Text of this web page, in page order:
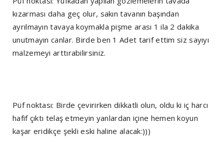
kızarması daha geç olur, sakın tavanın başından
ayrılmayın tavaya koymakla pişme arası 1 ila 2 dakika
unutmayın canlar. Birde ben 1 Adet tarif ettim siz sayıyı
malzemeyi arttırabilirsiniz.
Püf noktası: Birde çevirirken dikkatli olun, oldu ki iç harcı
hafif çıktı telaş etmeyin yanlardan içine hemen koyun
kaşar eridikçe şekli eski haline alacak:)))